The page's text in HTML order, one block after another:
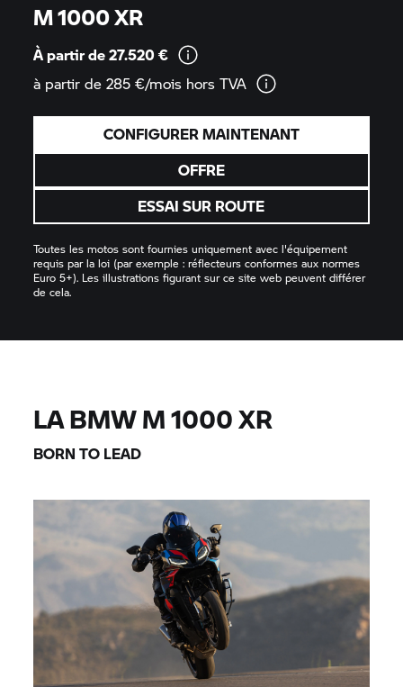
M 1000 XR
À partir de 27.520€
à partir de 285 €/mois horsTVA
CONFIGURER MAINTENANT
OFFRE
ESSAI SUR ROUTE
Toutes les motos sont fournies uniquement avec l'équipement
requis par la loi (par exemple : réflecteurs conformes aux normes
Euro 5+). Les illustrations figurant sur ce site web peuvent différer
de cela.
LABMW M1000 XR
BORN TO LEAD